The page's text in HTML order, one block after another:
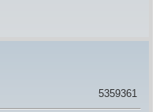
5359361